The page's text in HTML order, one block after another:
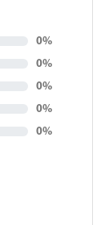
0%
0%
0%
0%
0%